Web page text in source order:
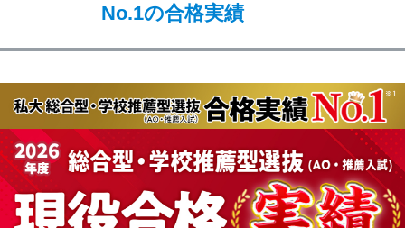
No.1の合格実績